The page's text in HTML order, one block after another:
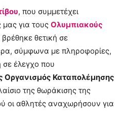
, που συμμετέχει
για τους Ολυμπιακούς
θετική σε
σύμφωνα με πληροφορίες,
σε έλεγχο που
Οργανισμός Καταπολέμησης
της θωράκισης της
οι αθλητές αναχωρήσουν για